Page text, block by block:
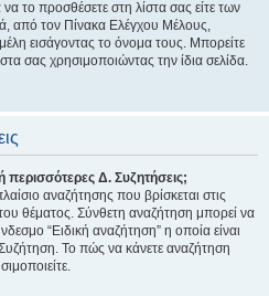
το προσθέσετε στη λίστα σας είτε των
από τον Πίνακα Ελέγχου Μέλους,
εισάγοντας το όνομα τους. Μπορείτε
σας χρησιμοποιώντας την ίδια σελίδα.
Δ. Συζητήσεις;
αναζήτησης που βρίσκεται στις
θέματος. Σύνθετη αναζήτηση μπορεί να
“Ειδική αναζήτηση” η οποία είναι
Συζήτηση. Το πώς να κάνετε αναζήτηση